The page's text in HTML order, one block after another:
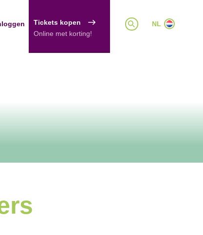
Tickets kopen
Online met korting!
NL